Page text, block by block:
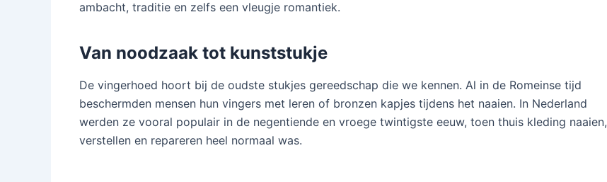
ambacht, traditie en zelfs een vleugje romantiek.
Van noodzaak tot kunststukje
De vingerhoed hoort bij de oudste stukjes gereedschap die we kennen. Al in de Romeinse tijd
beschermden mensen hun vingers met leren of bronzen kapjes tijdens het naaien. In Nederland
werden ze vooral populair in de negentiende en vroege twintigste eeuw, toen thuis kleding naaien,
verstellen en repareren heel normaal was.